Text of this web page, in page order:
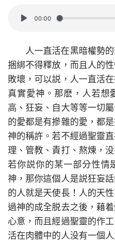
00:00
人一直活在黑暗權勢
捆綁不得釋放，而且人的
敗壞，可以説，人一直活
真實愛神。那麽，人若想
高、狂妄、自大等等一切
的愛都是有摻雜的愛，都
神的稱許。若不經過聖靈
理、管教、責打、熬煉，
若你説你的某一部分性情
神，那你這個人是説狂妄
的人就是天使長！人的天
過神的成全脱去之後，藉
心意，而且經過聖靈的作
活在肉體中的人没有一個